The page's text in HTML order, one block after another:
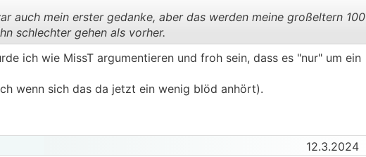
auch mein erster gedanke, aber das werden meine großeltern 100
schlechter gehen als vorher.
ich wie MissT argumentieren und froh sein, dass es "nur" um ein
wenn sich das da jetzt ein wenig blöd anhört).
12.3.2024